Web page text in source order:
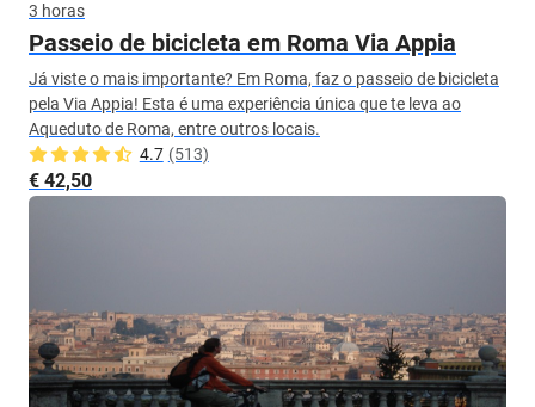
3 horas
Passeio de bicicleta em Roma Via Appia
Já viste o mais importante? Em Roma, faz o passeio de bicicleta
pela Via Appia! Esta é uma experiência única que te leva ao
Aqueduto de Roma, entre outros locais.
4.7 (513)
€ 42,50